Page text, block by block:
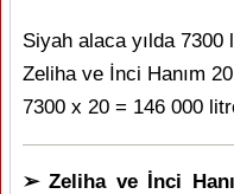
Siyah alaca yılda 7300
Zeliha ve İnci Hanım
7300 x 20 = 146 000
➢ Zeliha ve İnci